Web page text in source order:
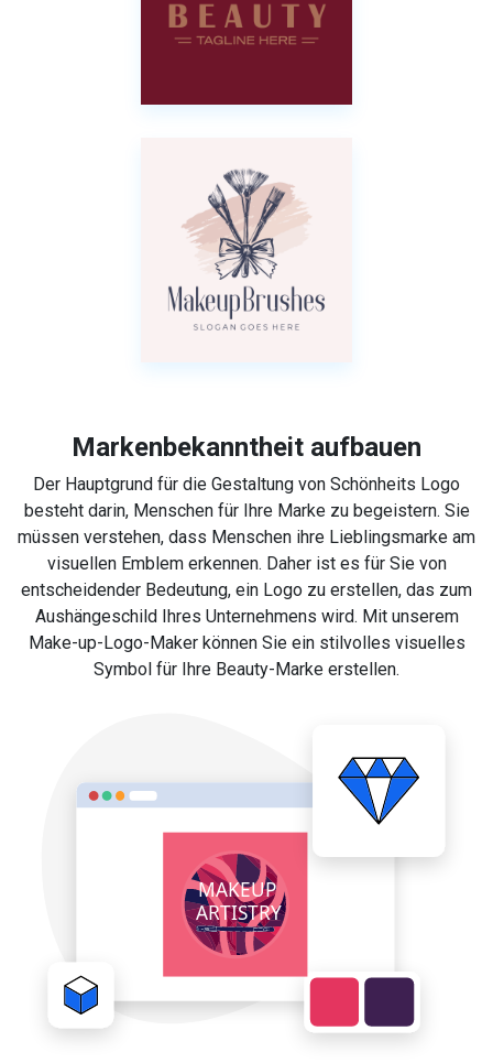
Markenbekanntheit aufbauen
Der Hauptgrund für die Gestaltung von Schönheits Logo
besteht darin, Menschen für Ihre Marke zu begeistern. Sie
müssen verstehen, dass Menschen ihre Lieblingsmarke am
visuellen Emblem erkennen. Daher ist es für Sie von
entscheidender Bedeutung, ein Logo zu erstellen, das zum
Aushängeschild Ihres Unternehmens wird. Mit unserem
Make-up-Logo-Maker können Sie ein stilvolles visuelles
Symbol für Ihre Beauty-Marke erstellen.